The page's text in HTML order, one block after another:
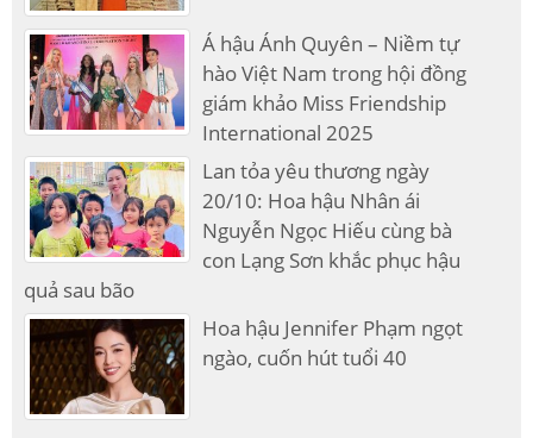
Á hậu Ánh Quyên – Niềm tự
hào Việt Nam trong hội đồng
giám khảo Miss Friendship
International 2025
Lan tỏa yêu thương ngày
20/10: Hoa hậu Nhân ái
Nguyễn Ngọc Hiếu cùng bà
con Lạng Sơn khắc phục hậu
quả sau bão
Hoa hậu Jennifer Phạm ngọt
ngào, cuốn hút tuổi 40